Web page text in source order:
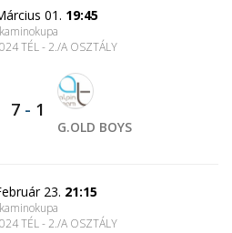
01. 19:45
kaminokupa
TÉL - 2./A OSZTÁLY
7 - 1
G.OLD BOYS
23. 21:15
kaminokupa
TÉL - 2./A OSZTÁLY